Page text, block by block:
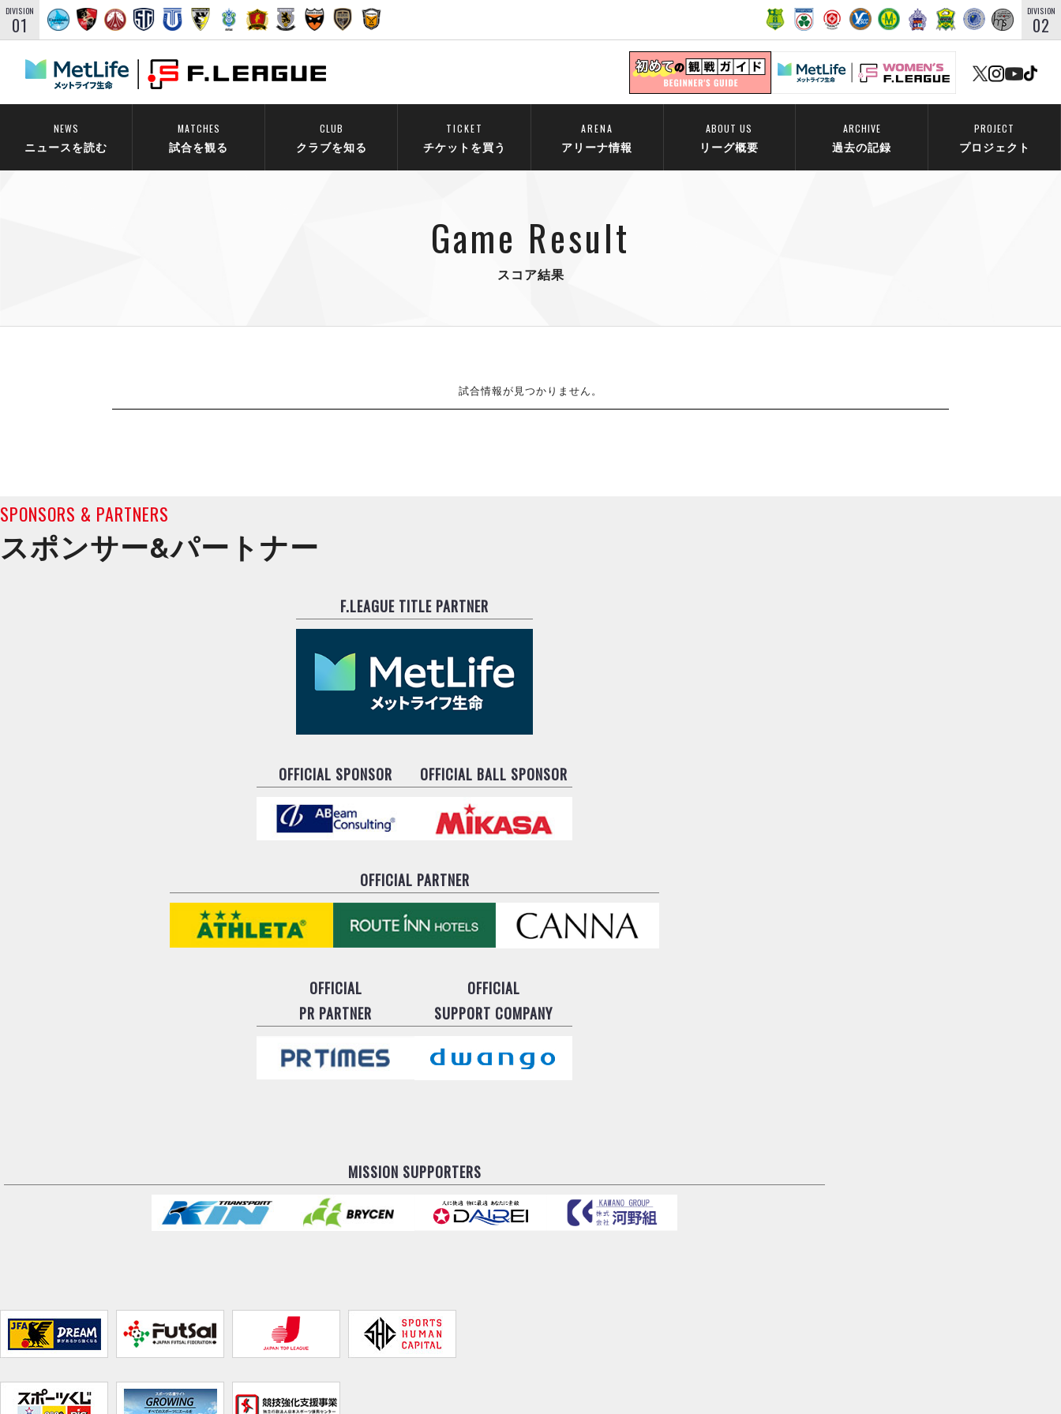
DIVISION
01
DIVISION
02
NEWS
ニュースを読む
MATCHES
試合を観る
CLUB
クラブを知る
TICKET
チケットを買う
ARENA
アリーナ情報
ABOUT US
リーグ概要
ARCHIVE
過去の記録
PROJECT
プロジェクト
Game Result
スコア結果
試合情報が見つかりません。
SPONSORS & PARTNERS
スポンサー&パートナー
F.LEAGUE TITLE PARTNER
OFFICIAL SPONSOR OFFICIAL BALL SPONSOR
OFFICIAL PARTNER
OFFICIAL
PR PARTNER
OFFICIAL
SUPPORT COMPANY
MISSION SUPPORTERS